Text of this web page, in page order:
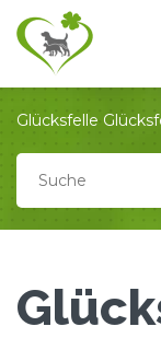
Glücksfelle